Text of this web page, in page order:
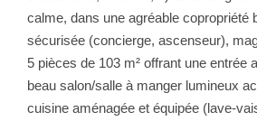
calme, dans une agréable copropriété
sécurisée (concierge, ascenseur),
5 pièces de 103 m² offrant une entrée
beau salon/salle à manger lumineux
cuisine aménagée et équipée (lave-